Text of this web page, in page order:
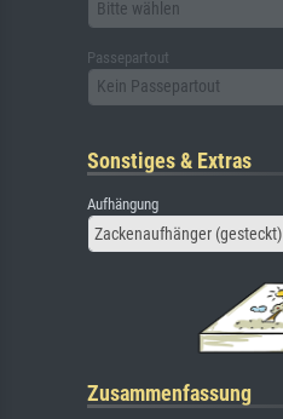
Bitte wählen
Passepartout
Kein Passepartout
Sonstiges & Extras
Aufhängung
Zackenaufhänger (gesteckt)
Zusammenfassung